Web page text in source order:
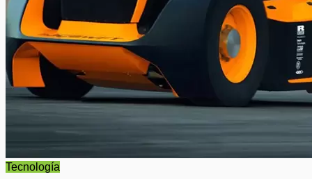
Tecnología